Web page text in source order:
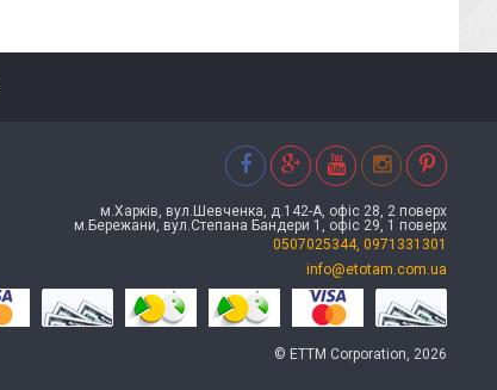
м.Харків, вул.Шевченка, д.142-А, офіс 28, 2 поверх
м.Бережани, вул.Степана Бандери 1, офіс 29, 1 поверх
0507025344, 0971331301
info@etotam.com.ua
© ETTM Corporation, 2026